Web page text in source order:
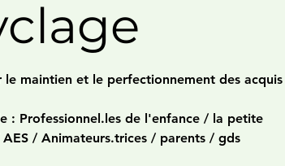
le maintien et le perfectionnement des acquis
: Professionnel.les de l'enfance / la petite
/ Animateurs.trices / parents / gds